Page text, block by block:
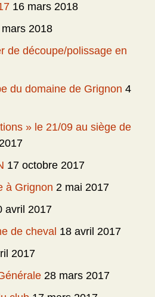
16 mars 2018
2018
de découpe/polissage en
du domaine de Grignon 4
» le 21/09 au siège de
17 octobre 2017
à Grignon 2 mai 2017
avril 2017
de cheval 18 avril 2017
2017
28 mars 2017